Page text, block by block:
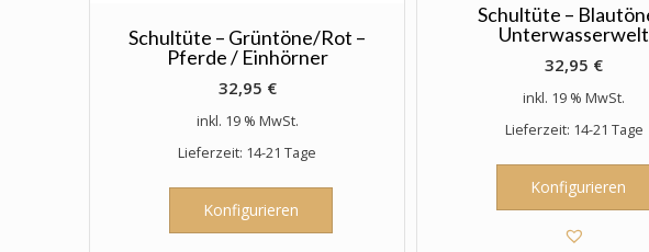
Produktseite
Schultüte – Grüntöne/Rot –
Pferde / Einhörner
32,95 €
inkl. 19 % MwSt.
Lieferzeit: 14-21 Tage
Konfigurieren
Schultüte –
Unterwasserwelt
32,95 €
inkl. 19 % MwSt.
Lieferzeit: 14-21 Tage
Konfigurieren